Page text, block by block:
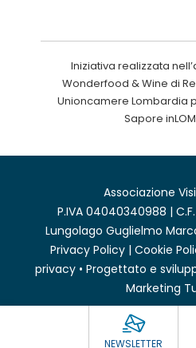
NEWSLETTER
Iniziativa realizzata
Wonderfood & Wine di
Unioncamere Lombardia
Sapore
Associazione
P.IVA 04040340988 |
Lungolago Guglielmo
Privacy Policy | Cookie
privacy• Progettato e
Marketing